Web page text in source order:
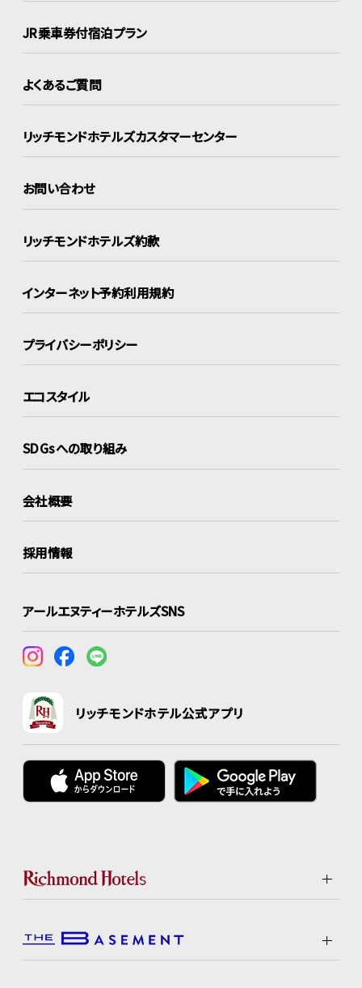
JR乗車券付宿泊プラン
よくあるご質問
リッチモンドホテルズカスタマーセンター
お問い合わせ
リッチモンドホテルズ約款
インターネット予約利用規約
プライバシーポリシー
エコスタイル
SDGsへの取り組み
会社概要
採用情報
アールエヌティーホテルズSNS
リッチモンドホテル公式アプリ